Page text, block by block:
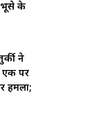
भूसे के
ने
एक पर
हमला;